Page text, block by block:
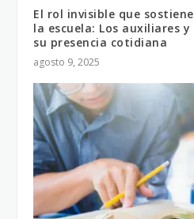
El rol invisible que sostiene
la escuela: Los auxiliares y
su presencia cotidiana
agosto 9, 2025